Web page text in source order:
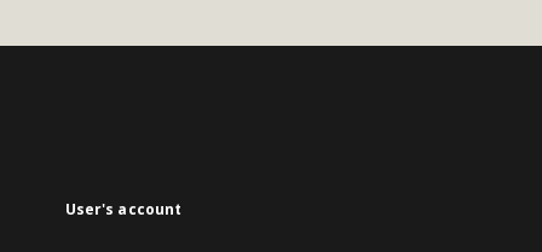
User's account